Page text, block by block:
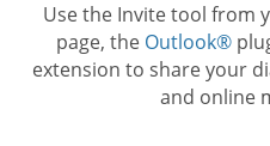
Use the Invite tool from
page, the Outlook®
extension to share your
and online